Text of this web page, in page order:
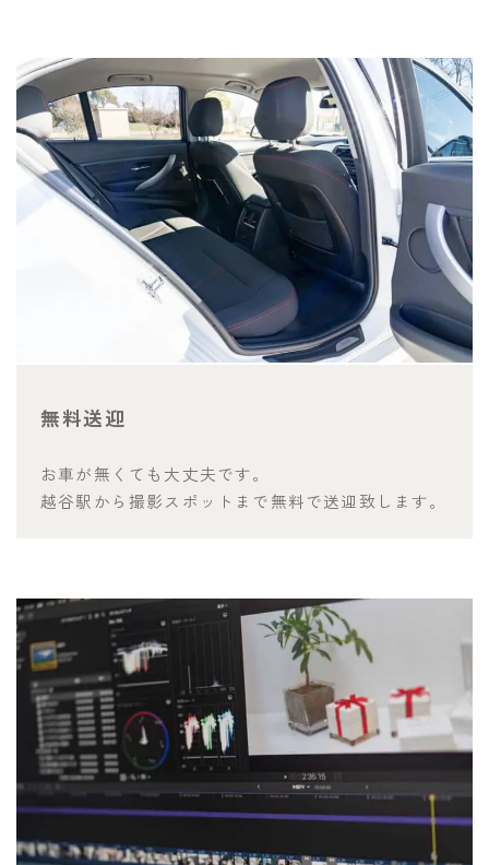
無料送迎
お車が無くても大丈夫です。
越谷駅から撮影スポットまで無料で送迎致します。